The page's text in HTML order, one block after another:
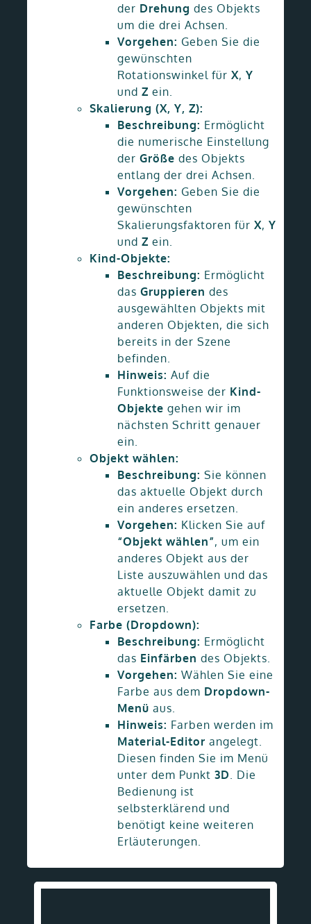
der Drehung des Objekts
um die drei Achsen.
Vorgehen: Geben Sie die
gewünschten
Rotationswinkel für X, Y
und Z ein.
Skalierung (X, Y, Z):
Beschreibung: Ermöglicht
die numerische Einstellung
der Größe des Objekts
entlang der drei Achsen.
Vorgehen: Geben Sie die
gewünschten
Skalierungsfaktoren für X, Y
und Z ein.
Kind-Objekte:
Beschreibung: Ermöglicht
das Gruppieren des
ausgewählten Objekts mit
anderen Objekten, die sich
bereits in der Szene
befinden.
Hinweis: Auf die
Funktionsweise der Kind-
Objekte gehen wir im
nächsten Schritt genauer
ein.
Objekt wählen:
Beschreibung: Sie können
das aktuelle Objekt durch
ein anderes ersetzen.
Vorgehen: Klicken Sie auf
“Objekt wählen”, um ein
anderes Objekt aus der
Liste auszuwählen und das
aktuelle Objekt damit zu
ersetzen.
Farbe (Dropdown):
Beschreibung: Ermöglicht
das Einfärben des Objekts.
Vorgehen: Wählen Sie eine
Farbe aus dem Dropdown-
Menü aus.
Hinweis: Farben werden im
Material-Editor angelegt.
Diesen finden Sie im Menü
unter dem Punkt 3D . Die
Bedienung ist
selbsterklärend und
benötigt keine weiteren
Erläuterungen.